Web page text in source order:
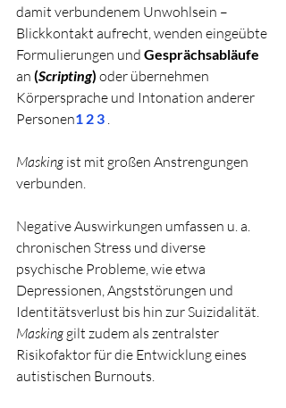
damit verbundenem Unwohlsein –
Blickkontakt aufrecht, wenden eingeübte
Formulierungen und Gesprächsabläufe
an (Scripting) oder übernehmen
Körpersprache und Intonation anderer
Personen1 2 3
Masking ist mit großen Anstrengungen
verbunden.
Negative Auswirkungen umfassen u. a.
chronischen Stress und diverse
psychische Probleme, wie etwa
Depressionen, Angststörungen und
Identitätsverlust bis hin zur Suizidalität.
Masking gilt zudem als zentralster
Risikofaktor für die Entwicklung eines
autistischen Burnouts.